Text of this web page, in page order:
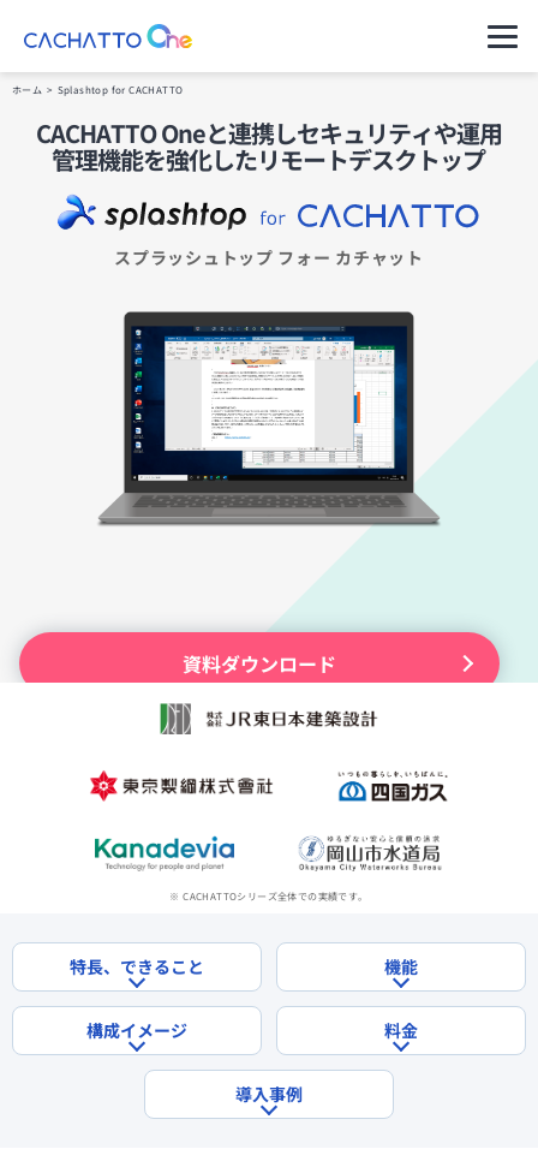
CACHATTO
Oneとは
製品ラインア
高水準のセキ
自治体のご担
金融・保険業
界のご担当者
テナ AD
セキュアなVPNで社内にアク
テナ Switch
分離環境へのアクセスを端末
1台で実現データレスクライ
アント
ニンジャコネ
クト VPN
VPN機器をインターネットに
公開しないセキュアなVPN
リモートデス
クトップ
お得な料金体系でシンプル機
能リモートデスクトップ
セキュリティも便利機能も充
実リモートデスクトップ
セキュアブラ
ウザ
サポート・管
理
クライアント
動作環境
様
※これまでの
CACHATTO
はこちら
入の流れ
運用ご担当者様（管理者様）
ご利用者様（アプリのユーザー様）
ホーム > Splashtop for CACHATTO
CACHATTO Oneと連携しセキュリティや運用
管理機能を強化したリモートデスクトップ
スプラッシュトップ フォー カチャット
資料ダウンロード
無償で試してみる
※ CACHATTOシリーズ全体での実績です。
特長、できること 機能
構成イメージ 料金
導入事例